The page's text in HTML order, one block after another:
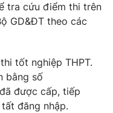
tra cứu điểm thi trên
GD&ĐT theo các
tốt nghiệp THPT.
bằng số
được cấp, tiếp
đăng nhập.